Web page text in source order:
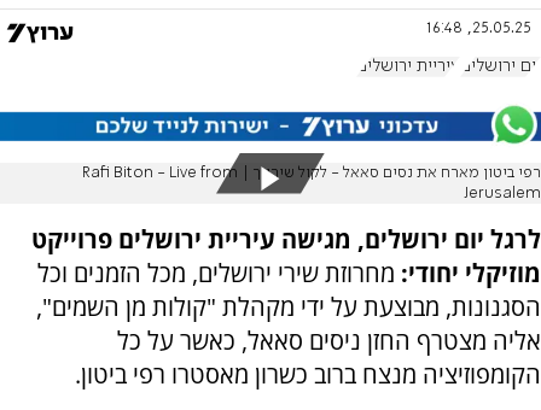
25.05.25, 16:48
יום ירושלים עיריית ירושלים
רפי ביטון מארח את נסים סאאל - לקול שירייך | Rafi Biton - Live from
Jerusalem
לרגל יום ירושלים, מגישה עיריית ירושלים פרוייקט
מוזיקלי יחודי: מחרוזת שירי ירושלים, מכל הזמנים וכל
הסגנונות, מבוצעת על ידי מקהלת "קולות מן השמים",
אליה מצטרף החזן ניסים סאאל, כאשר על כל
הקומפוזיציה מנצח ברוב כשרון מאסטרו רפי ביטון.